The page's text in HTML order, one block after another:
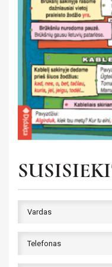
Saviugda ir
Grožinė
Žemėlapiai ir
Gaubliai
Heraldika ir